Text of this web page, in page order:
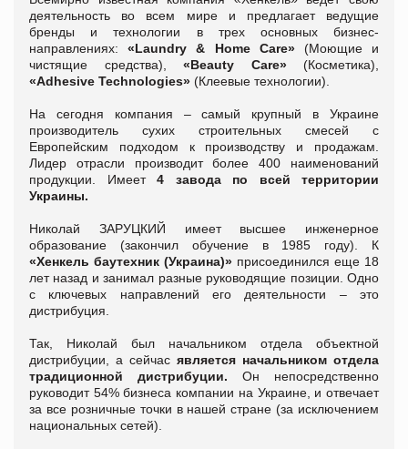
деятельность во всем мире и предлагает ведущие
бренды и технологии в трех основных бизнес-
направлениях:«Laundry & Home Care»(Моющие и
чистящие средства), «Beauty Care»(Косметика),
«Adhesive Technologies» (Клеевые технологии).
На сегодня компания – самый крупный в Украине
производитель сухих строительных смесей с
Европейским подходом к производству и продажам.
Лидер отрасли производит более 400 наименований
продукции. Имеет 4 завода по всей территории
Украины.
Николай ЗАРУЦКИЙ имеет высшее инженерное
образование (закончил обучение в 1985 году). К
«Хенкель баутехник (Украина)» присоединился еще 18
лет назад и занимал разные руководящие позиции. Одно
с ключевых направлений его деятельности – это
дистрибуция.
Так, Николай был начальником отдела объектной
дистрибуции, а сейчас является начальником отдела
традиционной дистрибуции. Он непосредственно
руководит 54% бизнеса компании на Украине, и отвечает
за все розничные точки в нашей стране (за исключением
национальных сетей).